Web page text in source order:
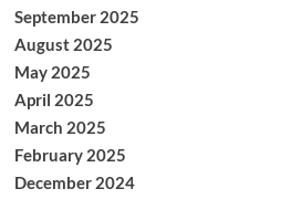
September 2025
August 2025
May 2025
April 2025
March 2025
February 2025
December 2024